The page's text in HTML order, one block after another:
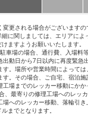
更される場合がございますの
に関しましては、エリアによ
ますようお願いいたします。
車場の場合、通行費、入場料
動日から7日以内に再度緊急
。場所や営業時間によって
す。その場合、ご自宅、宿泊
場までのレッカー移動にか
、最寄りの修理工場へのレッ
へのレッカー移動、落輪引き
までとなります。